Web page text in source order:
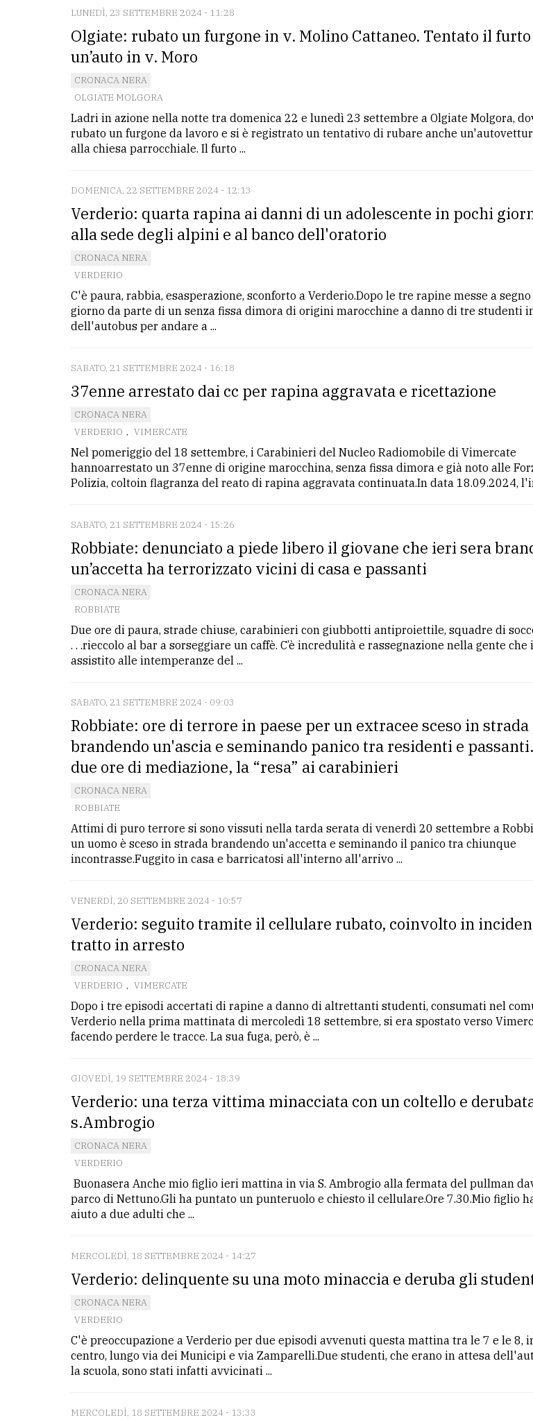
LUNEDÌ, 23 SETTEMBRE 2024 - 11:28
Olgiate: rubato un furgone in v. Molino Cattaneo. Tentato il
un’auto in v. Moro
CRONACA NERA
OLGIATE MOLGORA
Ladri in azione nella notte tra domenica 22 e lunedì 23 settembre a Olgiate Molgora,
rubato un furgone da lavoro e si è registrato un tentativo di rubare anche
alla chiesa parrocchiale. Il furto ...
DOMENICA, 22 SETTEMBRE 2024 - 12:13
Verderio: quarta rapina ai danni di un adolescente in pochi
alla sede degli alpini e al banco dell'oratorio
CRONACA NERA
VERDERIO
C'è paura, rabbia, esasperazione, sconforto a Verderio.Dopo le tre rapine messe a
giorno da parte di un senza fissa dimora di origini marocchine a danno di tre studenti
dell'autobus per andare a ...
SABATO, 21 SETTEMBRE 2024 - 16:18
37enne arrestato dai cc per rapina aggravata e ricettazione
CRONACA NERA
VERDERIO , VIMERCATE
Nel pomeriggio del 18 settembre, i Carabinieri del Nucleo Radiomobile di Vimercate
hannoarrestato un 37enne di origine marocchina, senza fissa dimora e già noto alle
Polizia, coltoin flagranza del reato di rapina aggravata continuata.In data 18.09.2024,
SABATO, 21 SETTEMBRE 2024 - 15:26
Robbiate: denunciato a piede libero il giovane che ieri sera
un’accetta ha terrorizzato vicini di casa e passanti
CRONACA NERA
ROBBIATE
Due ore di paura, strade chiuse, carabinieri con giubbotti antiproiettile, squadre di
. . .rieccolo al bar a sorseggiare un caffè. C’è incredulità e rassegnazione nella gente
assistito alle intemperanze del ...
SABATO, 21 SETTEMBRE 2024 - 09:03
Robbiate: ore di terrore in paese per un extracee sceso in strada
brandendo un'ascia e seminando panico tra residenti e
due ore di mediazione, la “resa” ai carabinieri
CRONACA NERA
ROBBIATE
Attimi di puro terrore si sono vissuti nella tarda serata di venerdì 20 settembre a
un uomo è sceso in strada brandendo un'accetta e seminando il panico tra chiunque
incontrasse.Fuggito in casa e barricatosi all'interno all'arrivo ...
VENERDÌ, 20 SETTEMBRE 2024 - 10:57
Verderio: seguito tramite il cellulare rubato, coinvolto in
tratto in arresto
CRONACA NERA
VERDERIO , VIMERCATE
Dopo i tre episodi accertati di rapine a danno di altrettanti studenti, consumati nel
Verderio nella prima mattinata di mercoledì 18 settembre, si era spostato verso
facendo perdere le tracce. La sua fuga, però, è ...
GIOVEDÌ, 19 SETTEMBRE 2024 - 18:39
Verderio: una terza vittima minacciata con un coltello e
s.Ambrogio
CRONACA NERA
VERDERIO
Buonasera Anche mio figlio ieri mattina in via S. Ambrogio alla fermata del pullman
parco di Nettuno.Gli ha puntato un punteruolo e chiesto il cellulare.Ore 7.30.Mio figlio
aiuto a due adulti che ...
MERCOLEDÌ, 18 SETTEMBRE 2024 - 14:27
Verderio: delinquente su una moto minaccia e deruba gli
CRONACA NERA
VERDERIO
C'è preoccupazione a Verderio per due episodi avvenuti questa mattina tra le 7 e le 8,
centro, lungo via dei Municipi e via Zamparelli.Due studenti, che erano in attesa
la scuola, sono stati infatti avvicinati ...
MERCOLEDÌ, 18 SETTEMBRE 2024 - 13:33